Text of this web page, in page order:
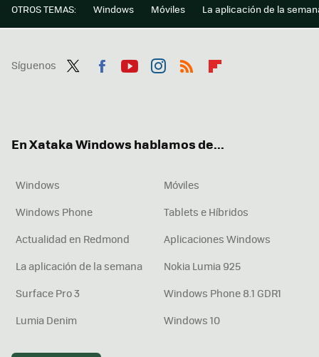
OTROS TEMAS: Windows Móviles La aplicación de la
Síguenos
En Xataka Windows hablamos de...
Windows
Móviles
Windows Phone
Tablets e Híbridos
Actualidad en Redmond
Aplicaciones Windows
La aplicación de la semana
Nokia Lumia 925
Surface Pro 3
Windows Phone 8.1 GDR1
Lumia Denim
Windows 10